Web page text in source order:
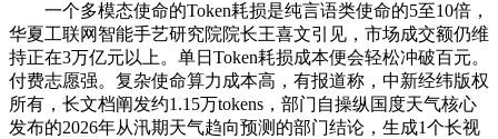
一个多模态使命的Token耗损是纯言语类使命的5至10倍，
华夏工联网智能手艺研究院院长王喜文引见，市场成交额仍维
持正在3万亿元以上。单日Token耗损成本便会轻松冲破百元。
付费志愿强。复杂使命算力成本高，有报道称，中新经纬版权
所有，长文档阐发约1.15万tokens，部门自操纵国度天气核心
发布的2026年从汛期天气趋向预测的部门结论，生成1个长视